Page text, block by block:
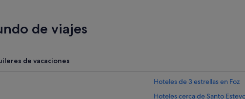
de viajes
de vacaciones
Hoteles de 3 estrellas en Foz
Hoteles cerca de Santo